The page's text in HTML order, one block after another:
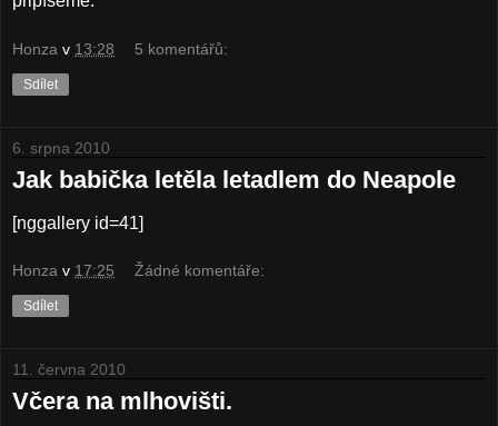
Honza v 13:28 5 komentářů:
Sdílet
6. srpna 2010
Jak babička letěla letadlem do Neapole
[nggallery id=41]
Honza v 17:25 Žádné komentáře:
Sdílet
11. června 2010
Včera na mlhovišti.